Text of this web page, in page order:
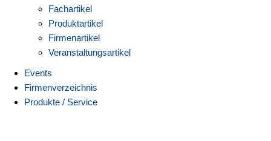
Fachartikel
Produktartikel
Firmenartikel
Veranstaltungsartikel
Events
Firmenverzeichnis
Produkte / Service